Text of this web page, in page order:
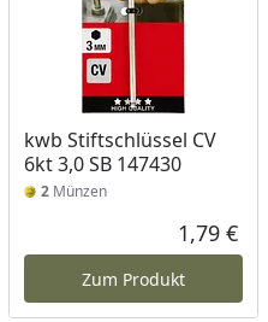
Preis
kwb Stiftschlüssel CV
6kt 3,0 SB 147430
2Münzen
1,79 €
Zum Produkt